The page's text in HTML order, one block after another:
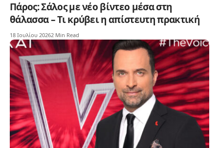
Πάρος: Σάλος με νέο βίντεο μέσα στη
θάλασσα – Τι κρύβει η απίστευτη πρακτική
18 Ιουλίου 20262 Min Read